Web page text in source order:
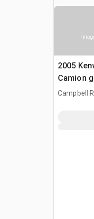
2005
Camion
Campbell